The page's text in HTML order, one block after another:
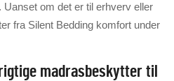
om det er til erhverv eller
fra Silent Bedding komfort under
madrasbeskytter til